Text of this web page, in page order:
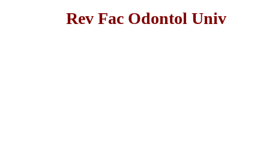
Rev Fac Odontol Univ